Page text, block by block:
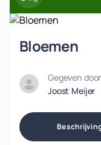
Bloemen
Gegeven
Joost Meijer